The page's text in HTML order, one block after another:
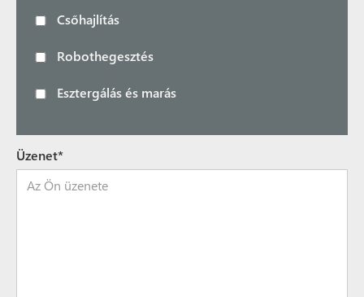
Csőhajlítás
Robothegesztés
Esztergálás és marás
Üzenet*